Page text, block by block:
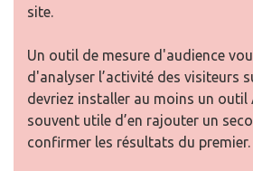
site.
Un outil de mesure d'audience
d'analyser l’activité des visiteurs
devriez installer au moins un outil
souvent utile d’en rajouter un
confirmer les résultats du premier.